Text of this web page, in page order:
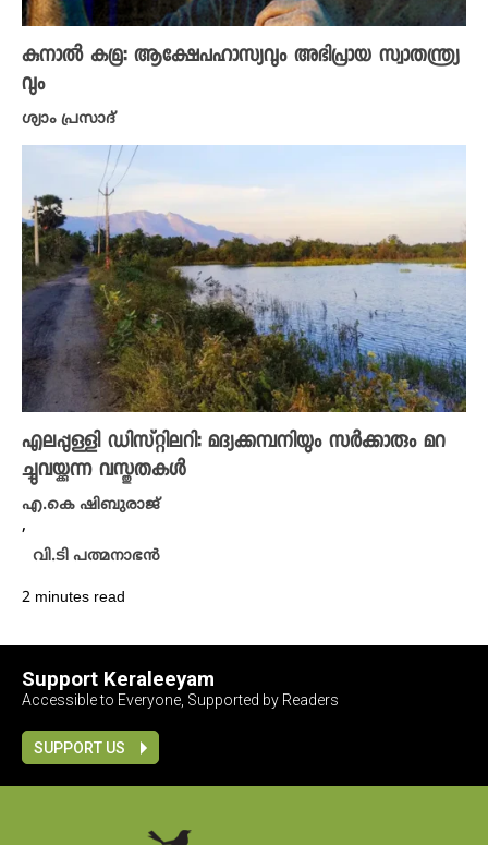
കുനാൽ കമ്ര: ആക്ഷേപഹാസ്യവും അഭിപ്രായ സ്വാതന്ത്ര്യ
വും
ശ്യാം പ്രസാദ്
എലപ്പുള്ളി ഡിസ്റ്റിലറി: മദ്യക്കമ്പനിയും സർക്കാരും മറ
ച്ചുവയ്ക്കുന്ന വസ്തുതകൾ
എ.കെ ഷിബുരാജ്
,
വി.ടി പത്മനാഭൻ
2 minutes read
Support Keraleeyam
Accessible to Everyone, Supported by Readers
SUPPORT US